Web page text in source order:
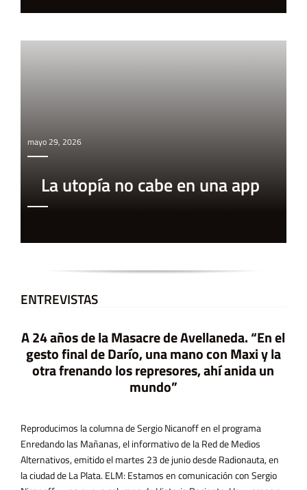
mayo 29, 2026
La utopía no cabe en una app
ENTREVISTAS
“En el gesto final de Darío, una mano con Maxi y la otra frenando los represores, ahí anida un
columna de Sergio Nicanoff en el programa
el informativo de la Red de Medios
el martes 23 de junio desde Radionauta, en
ELM: Estamos en comunicación con Sergio
columna de Historia Reciente. Hoy vamos a
A 11 años
2015. En
Marcela
Una Menos.